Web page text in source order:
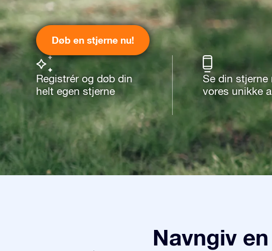
Døb en stjerne nu!
Registrér og døb din
helt egen stjerne
Se din stjerne
vores unikke
Navngiv